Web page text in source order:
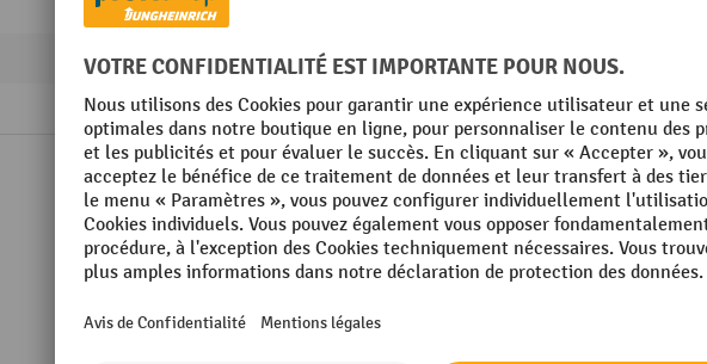
425 mm
340 mm
Made in Europe
Rubrique
Volume de la cuve, eau fraîche
Afficher tous les détails techniques